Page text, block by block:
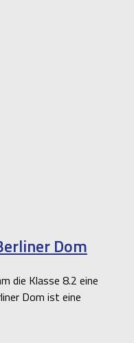
Dom
die Klasse 8.2 eine
Dom ist eine